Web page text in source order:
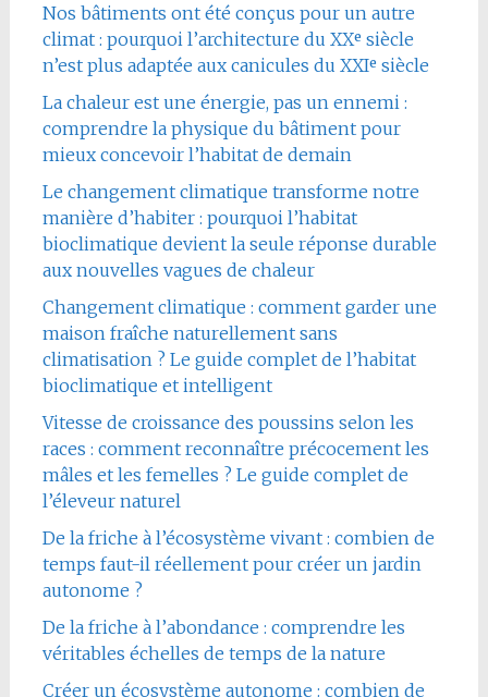
Nos bâtiments ont été conçus pour un autre
climat : pourquoi l’architecture du XXᵉ siècle
n’est plus adaptée aux canicules du XXIᵉ siècle
La chaleur est une énergie, pas un ennemi :
comprendre la physique du bâtiment pour
mieux concevoir l’habitat de demain
Le changement climatique transforme notre
manière d’habiter : pourquoi l’habitat
bioclimatique devient la seule réponse durable
aux nouvelles vagues de chaleur
Changement climatique : comment garder une
maison fraîche naturellement sans
climatisation ? Le guide complet de l’habitat
bioclimatique et intelligent
Vitesse de croissance des poussins selon les
races : comment reconnaître précocement les
mâles et les femelles ? Le guide complet de
l’éleveur naturel
De la friche à l’écosystème vivant : combien de
temps faut-il réellement pour créer un jardin
autonome ?
De la friche à l’abondance : comprendre les
véritables échelles de temps de la nature
Créer un écosystème autonome : combien de